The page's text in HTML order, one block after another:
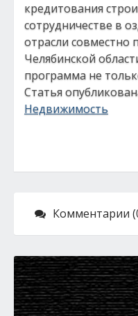
кредитования
сотрудничестве в
отрасли совместно
Челябинской
программа не
Статья
Недвижимость
Комментарии